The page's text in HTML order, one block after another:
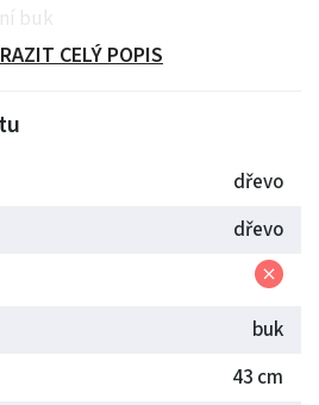
buk
CELÝ POPIS
dřevo
dřevo
buk
43 cm